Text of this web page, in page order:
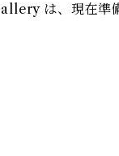
は、現在準